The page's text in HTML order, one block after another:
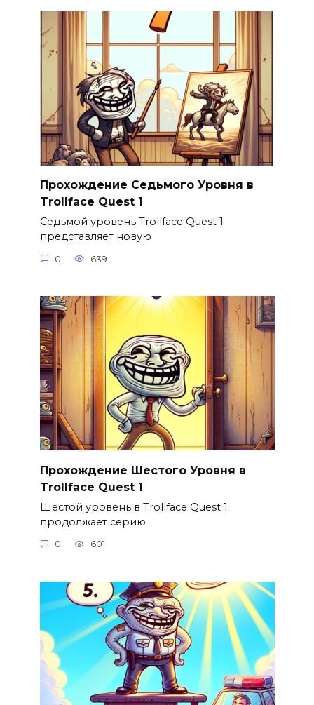
Прохождение Седьмого Уровня в
Trollface Quest 1
Седьмой уровень Trollface Quest 1
представляет новую
0 639
Прохождение Шестого Уровня в
Trollface Quest 1
Шестой уровень в Trollface Quest 1
продолжает серию
0 601